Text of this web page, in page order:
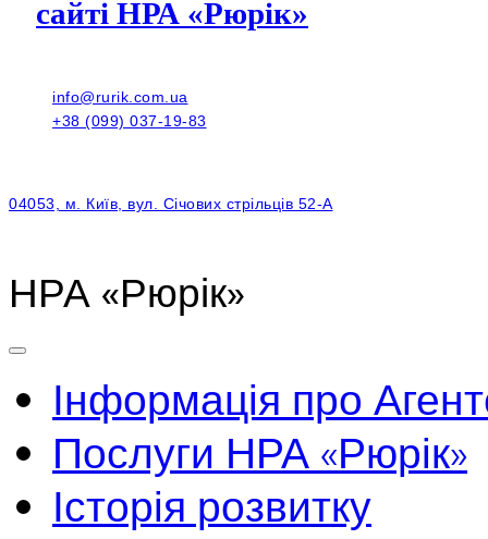
сайті НРА «Рюрік»
info@rurik.com.ua
+38 (099) 037-19-83
04053, м. Київ, вул. Січових стрільців 52-А
НРА «Рюрік»
Інформація про
Послуги НРА «Рюрік»
Історія розвитку